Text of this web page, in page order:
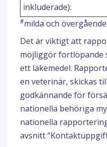
inkluderade):
#milda och övergående
Det är viktigt att
möjliggör fortlöpande
ett läkemedel.
en veterinär, skickas
godkännande för
nationella behöriga
nationella
avsnitt